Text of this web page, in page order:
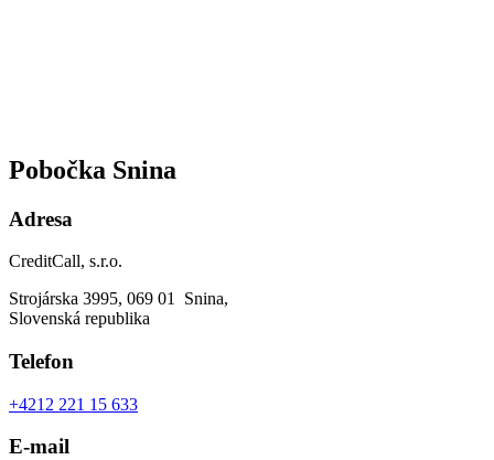
Pobočka Snina
Adresa
CreditCall, s.r.o.
Strojárska 3995, 069 01 Snina,
Slovenská republika
Telefon
+4212 221 15 633
E-mail